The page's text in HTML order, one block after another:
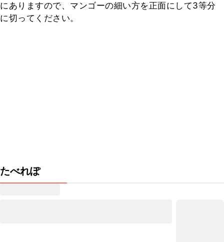
にありますので、マンゴーの細い方を正面にして3等分
に切ってください。
たべれぽ